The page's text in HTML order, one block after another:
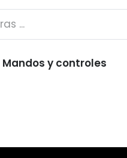
Mandos y controles